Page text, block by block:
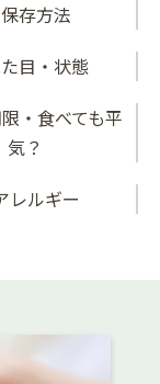
保存方法
目・状態
・食べても平
気？
レルギー